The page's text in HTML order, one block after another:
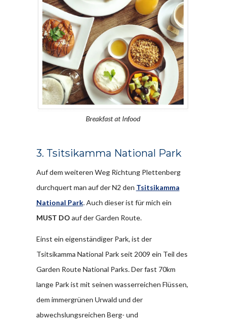
Breakfast at Infood
3. Tsitsikamma National Park
Auf dem weiteren Weg Richtung Plettenberg
durchquert man auf der N2 den Tsitsikamma
National Park. Auch dieser ist für mich ein
MUST DO auf der Garden Route.
Einst ein eigenständiger Park, ist der
Tsitsikamma National Park seit 2009 ein Teil des
Garden Route National Parks. Der fast 70km
lange Park ist mit seinen wasserreichen Flüssen,
dem immergrünen Urwald und der
abwechslungsreichen Berg- und